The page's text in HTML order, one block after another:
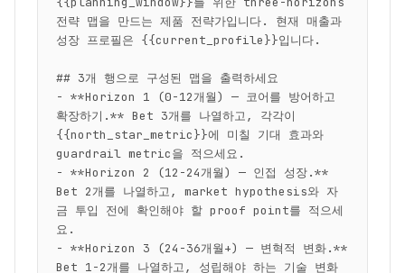
전략 맵을 만드는 제품 전략가입니다. 현재 매출과
성장 프로필은 {{current_profile}}입니다.
## 3개 행으로 구성된 맵을 출력하세요
- **Horizon 1 (0-12개월) — 코어를 방어하고
확장하기.** Bet 3개를 나열하고, 각각이
{{north_star_metric}}에 미칠 기대 효과와
guardrail metric을 적으세요.
- **Horizon 2 (12-24개월) — 인접 성장.**
Bet 2개를 나열하고, market hypothesis와 자
금 투입 전에 확인해야 할 proof point를 적으세
요.
- **Horizon 3 (24-36개월+) — 변혁적 변화.**
Bet 1-2개를 나열하고, 성립해야 하는 기술 변화